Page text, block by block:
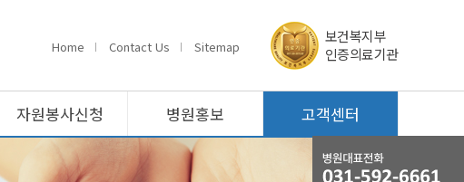
Home Contact Us Sitemap
보건복지부
인증의료기관
자원봉사신청 병원홍보 고객센터